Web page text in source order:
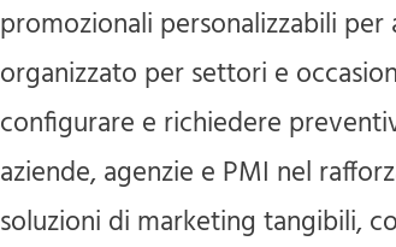
promozionali personalizzabili
organizzato per settori e
configurare e richiedere
aziende, agenzie e PMI nel
soluzioni di marketing tangibili,